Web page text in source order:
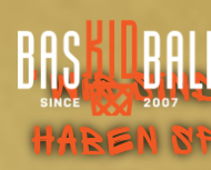
"Wir
haben